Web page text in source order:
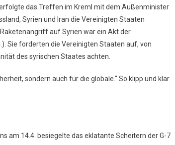
das Treffen im Kreml mit dem Außenminister
Syrien und Iran die Vereinigten Staaten
auf Syrien war ein Akt der
Sie forderten die Vereinigten Staaten auf, von
des syrischen Staates achten.
sondern auch für die globale.“ So klipp und klar
am 14.4. besiegelte das eklatante Scheitern der G-7